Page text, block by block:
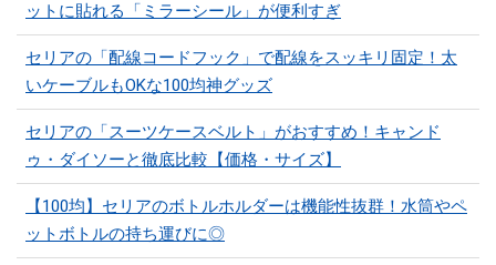
ットに貼れる「ミラーシール」が便利すぎ
セリアの「配線コードフック」で配線をスッキリ固定！太
いケーブルもOKな100均神グッズ
セリアの「スーツケースベルト」がおすすめ！キャンド
ゥ・ダイソーと徹底比較【価格・サイズ】
【100均】セリアのボトルホルダーは機能性抜群！水筒やペ
ットボトルの持ち運びに◎